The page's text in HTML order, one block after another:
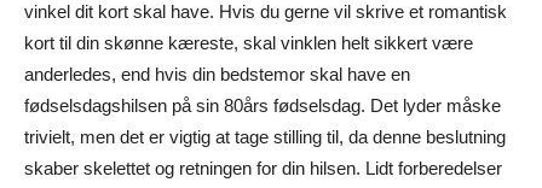
vinkel dit kort skal have. Hvis du gerne vil skrive et romantisk
kort til din skønne kæreste, skal vinklen helt sikkert være
anderledes, end hvis din bedstemor skal have en
fødselsdagshilsen på sin 80års fødselsdag. Det lyder måske
trivielt, men det er vigtig at tage stilling til, da denne beslutning
skaber skelettet og retningen for din hilsen. Lidt forberedelser